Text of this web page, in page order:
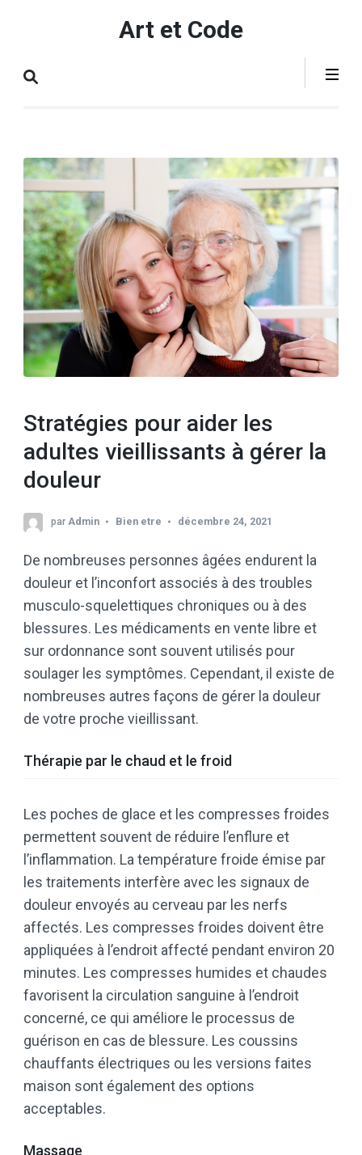
(Pressez
Art et Code
Stratégies pour aider les
adultes vieillissants à gérer la
douleur
parAdmin Bien etre décembre 24, 2021
De nombreuses personnes âgées endurent la
douleur et l’inconfort associés à des troubles
musculo-squelettiques chroniques ou à des
blessures. Les médicaments en vente libre et
sur ordonnance sont souvent utilisés pour
soulager les symptômes. Cependant, il existe de
nombreuses autres façons de gérer la douleur
de votre proche vieillissant.
Thérapie par le chaud et le froid
Les poches de glace et les compresses froides
permettent souvent de réduire l’enflure et
l’inflammation. La température froide émise par
les traitements interfère avec les signaux de
douleur envoyés au cerveau par les nerfs
affectés. Les compresses froides doivent être
appliquées à l’endroit affecté pendant environ 20
minutes. Les compresses humides et chaudes
favorisent la circulation sanguine à l’endroit
concerné, ce qui améliore le processus de
guérison en cas de blessure. Les coussins
chauffants électriques ou les versions faites
maison sont également des options
acceptables.
Massage